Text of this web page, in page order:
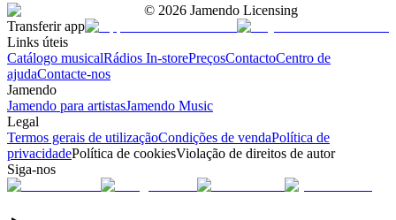
© 2026 Jamendo Licensing
Transferir app
Links úteis
Catálogo musicalRádios In-storePreçosContactoCentro de
ajudaContacte-nos
Jamendo
Jamendo para artistasJamendo Music
Legal
Termos gerais de utilizaçãoCondições de vendaPolítica de
privacidadePolítica de cookiesViolação de direitos de autor
Siga-nos